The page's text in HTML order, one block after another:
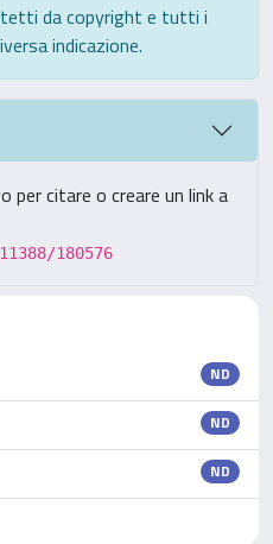
da copyright e tutti i
indicazione.
citare o creare un link a
180576
ND
ND
ND